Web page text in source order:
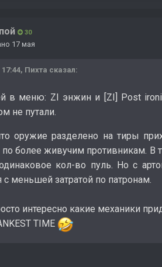
30
17 мая
Пихта сказал:
в меню: ZI энжин и [ZI] Post
не путали.
оружие разделено на тиры
по более живучим противникам. В
одинаковое кол-во пуль. Но с
меньшей затратой по патронам.
интересно какие механики
TIME